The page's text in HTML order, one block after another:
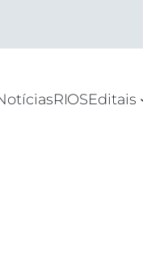
RIOSEditais